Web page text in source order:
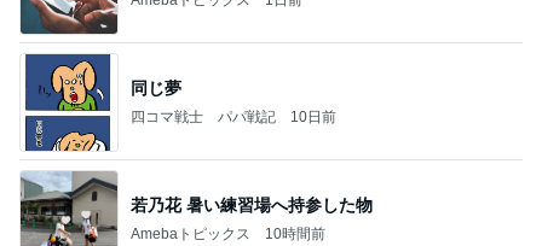
同じ夢
四コマ戦士 パパ戦記 10日前
若乃花 暑い練習場へ持参した物
Amebaトピックス 10時間前